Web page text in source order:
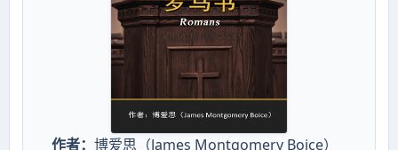
作者： 博爱思（James Montgomery Boice）